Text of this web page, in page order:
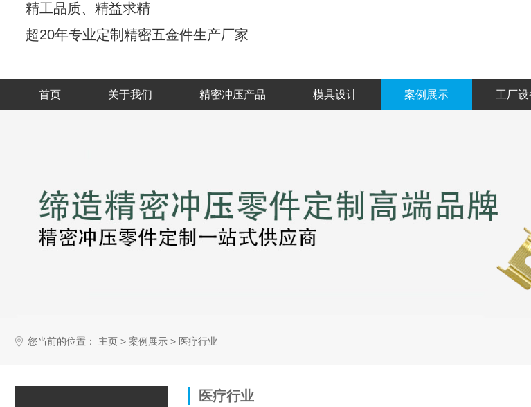
精工品质、 精益求精
超20年专业定制精密五金件生产厂家
首页 关于我们 精密冲压产品 模具设计 案例展示 工厂设
您当前的位置： 主页 > 案例展示 > 医疗行业
医疗行业